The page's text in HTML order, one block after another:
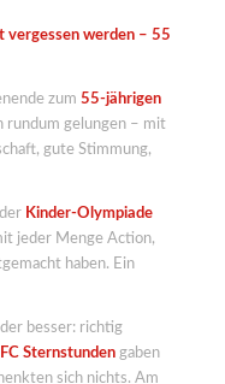
vergessen werden – 55
zum 55-jährigen
rundum gelungen – mit
gute Stimmung,
Kinder-Olympiade
jeder Menge Action,
haben. Ein
besser: richtig
Sternstundengaben
sich nichts. Am